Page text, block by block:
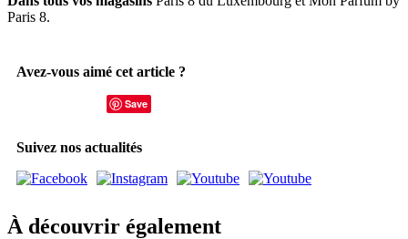
Paris 8.
Avez-vous aimé cet article ?
Save
Suivez nos actualités
À découvrir également